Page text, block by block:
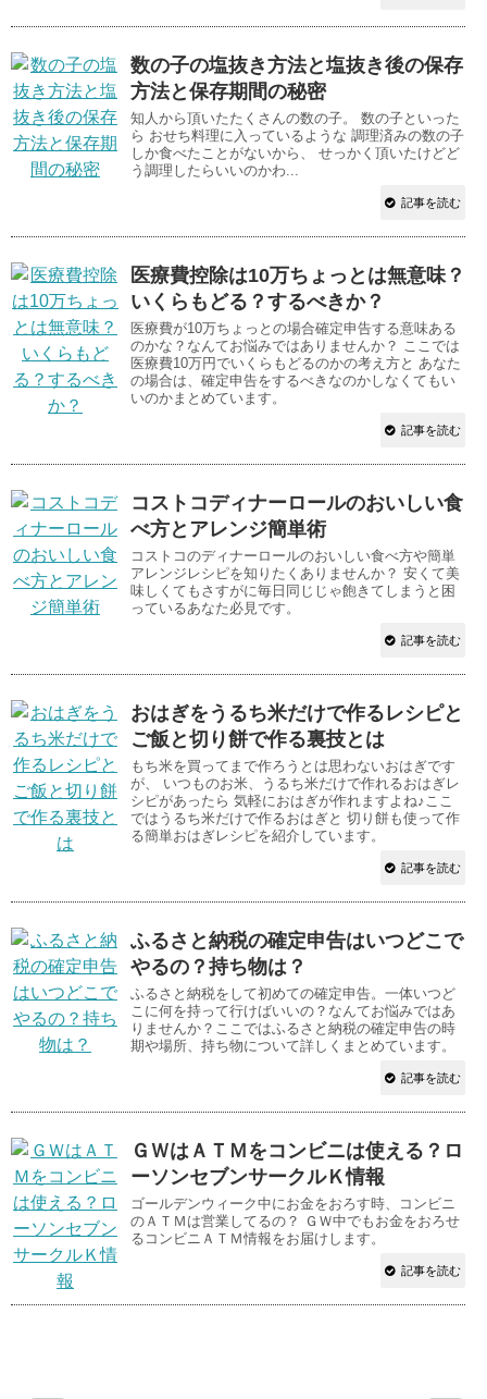
数の子の塩抜き方法と塩抜き後の保存
方法と保存期間の秘密
知人から頂いたたくさんの数の子。 数の子といった
ら おせち料理に入っているような 調理済みの数の子
しか食べたことがないから、 せっかく頂いたけどど
う調理したらいいのかわ...
記事を読む
医療費控除は10万ちょっとは無意味？
いくらもどる？するべきか？
医療費が10万ちょっとの場合確定申告する意味ある
のかな？なんてお悩みではありませんか？ ここでは
医療費10万円でいくらもどるのかの考え方と あなた
の場合は、確定申告をするべきなのかしなくてもい
いのかまとめています。
記事を読む
コストコディナーロールのおいしい食
べ方とアレンジ簡単術
コストコのディナーロールのおいしい食べ方や簡単
アレンジレシピを知りたくありませんか？ 安くて美
味しくてもさすがに毎日同じじゃ飽きてしまうと困
っているあなた必見です。
記事を読む
おはぎをうるち米だけで作るレシピと
ご飯と切り餅で作る裏技とは
もち米を買ってまで作ろうとは思わないおはぎです
が、 いつものお米、うるち米だけで作れるおはぎレ
シピがあったら 気軽におはぎが作れますよね♪ここ
ではうるち米だけで作るおはぎと 切り餅も使って作
る簡単おはぎレシピを紹介しています。
記事を読む
ふるさと納税の確定申告はいつどこで
やるの？持ち物は？
ふるさと納税をして初めての確定申告。一体いつど
こに何を持って行けばいいの？なんてお悩みではあ
りませんか？ここではふるさと納税の確定申告の時
期や場所、持ち物について詳しくまとめています。
記事を読む
ＧＷはＡＴＭをコンビニは使える？ロ
ーソンセブンサークルＫ情報
ゴールデンウィーク中にお金をおろす時、コンビニ
のＡＴＭは営業してるの？ ＧＷ中でもお金をおろせ
るコンビニＡＴＭ情報をお届けします。
記事を読む